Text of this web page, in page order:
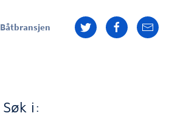
Båtbransjen
Søk i: